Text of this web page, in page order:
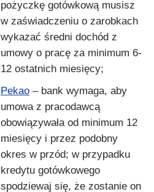
pożyczkę gotówkową musisz
w zaświadczeniu o zarobkach
wykazać średni dochód z
umowy o pracę za minimum 6-
12 ostatnich miesięcy;
Pekao – bank wymaga, aby
umowa z pracodawcą
obowiązywała od minimum 12
miesięcy i przez podobny
okres w przód; w przypadku
kredytu gotówkowego
spodziewaj się, że zostanie on